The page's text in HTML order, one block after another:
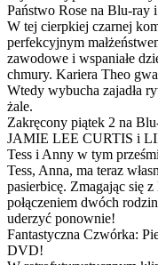
Państwo Rose na Blu-ray
W tej cierpkiej czarnej
perfekcyjnym
zawodowe i wspaniałe
chmury. Kariera Theo
Wtedy wybucha zajadła
żale.
Zakręcony piątek 2 na
JAMIE LEE CURTIS i
Tess i Anny w tym
Tess, Anna, ma teraz
pasierbicę. Zmagając się
połączeniem dwóch
uderzyć ponownie!
Fantastyczna Czwórka:
DVD!